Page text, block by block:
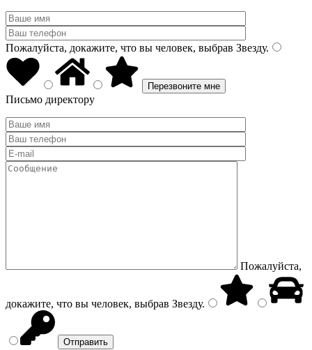
Пожалуйста, докажите, что вы человек, выбрав Звезду.
Письмо директору
Пожалуйста,
докажите, что вы человек, выбрав Звезду.